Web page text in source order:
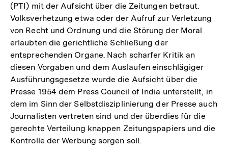
(PTI) mit der Aufsicht über die Zeitungen betraut.
Volksverhetzung etwa oder der Aufruf zur Verletzung
von Recht und Ordnung und die Störung der Moral
erlaubten die gerichtliche Schließung der
entsprechenden Organe. Nach scharfer Kritik an
diesen Vorgaben und dem Auslaufen einschlägiger
Ausführungsgesetze wurde die Aufsicht über die
Presse 1954 dem Press Council of India unterstellt, in
dem im Sinn der Selbstdisziplinierung der Presse auch
Journalisten vertreten sind und der überdies für die
gerechte Verteilung knappen Zeitungspapiers und die
Kontrolle der Werbung sorgen soll.